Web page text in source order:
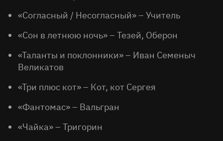
«Согласный / Несогласный» – Учитель
«Сон в летнюю ночь» – Тезей, Оберон
«Таланты и поклонники» – Иван Семеныч
Великатов
«Три плюс кот» – Кот, кот Сергея
«Фантомас» – Вальгран
«Чайка» – Тригорин